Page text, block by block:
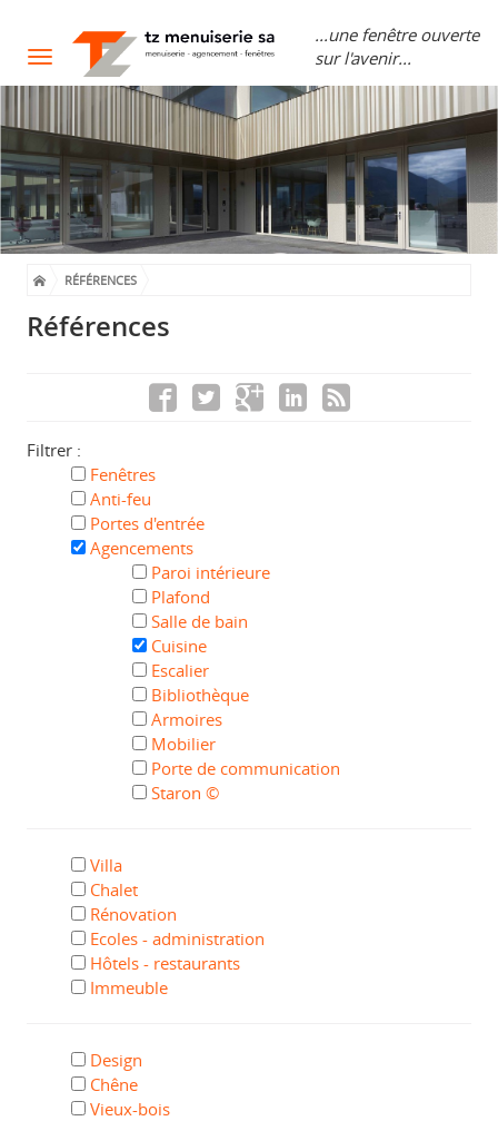
Toggle
navigation
...une fenêtre ouverte
sur l'avenir...
RÉFÉRENCES
Références
Filtrer :
Fenêtres
Anti-feu
Portes d'entrée
Agencements
Paroi intérieure
Plafond
Salle de bain
Cuisine
Escalier
Bibliothèque
Armoires
Mobilier
Porte de communication
Staron ©
Villa
Chalet
Rénovation
Ecoles - administration
Hôtels - restaurants
Immeuble
Design
Chêne
Vieux-bois